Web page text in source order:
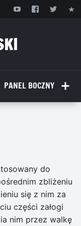
PANEL BOCZNY
do
zbliżeniu
się z nim za
części załogi
nim przez walkę